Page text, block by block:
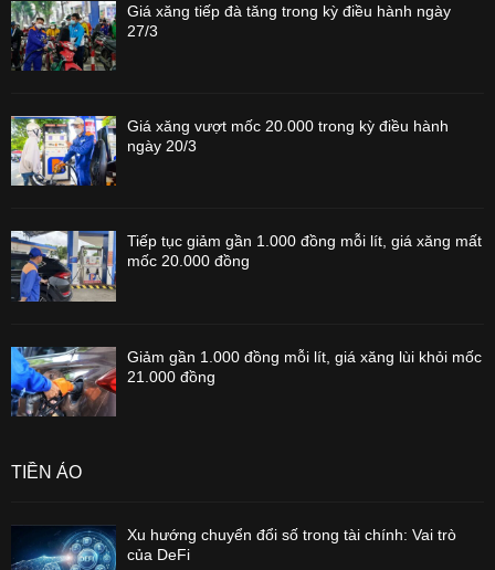
Giá xăng tiếp đà tăng trong kỳ điều hành ngày
27/3
Giá xăng vượt mốc 20.000 trong kỳ điều hành
ngày 20/3
Tiếp tục giảm gần 1.000 đồng mỗi lít, giá xăng mất
mốc 20.000 đồng
Giảm gần 1.000 đồng mỗi lít, giá xăng lùi khỏi mốc
21.000 đồng
TIỀN ẢO
Xu hướng chuyển đổi số trong tài chính: Vai trò
của DeFi